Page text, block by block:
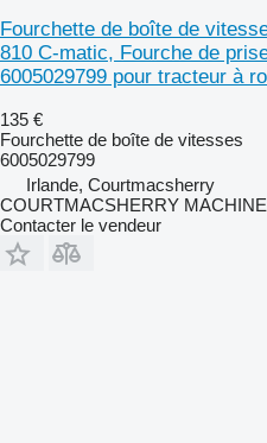
Fourchette de boîte de
810 C-matic, Fourche de
6005029799 pour tracteur à
135 €
Fourchette de boîte de vitesses
6005029799
Irlande, Courtmacsherry
COURTMACSHERRY
Contacter le vendeur